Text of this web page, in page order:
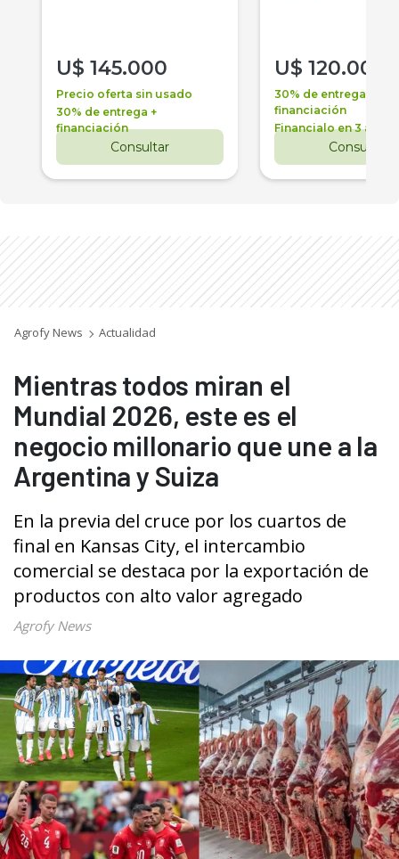
U$ 145.000
Precio oferta sin usado
30% de entrega +
financiación
Consultar
U$ 120.000
30% de entrega +
financiación
Financialo en 3 años
Consultar
Agrofy News Actualidad
Mientras todos miran el
Mundial 2026, este es el
negocio millonario que une a la
Argentina y Suiza
En la previa del cruce por los cuartos de
final en Kansas City, el intercambio
comercial se destaca por la exportación de
productos con alto valor agregado
Agrofy News